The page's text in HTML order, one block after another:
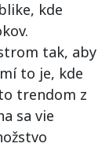
kde
tak, aby
to je, kde
trendom z
sa vie